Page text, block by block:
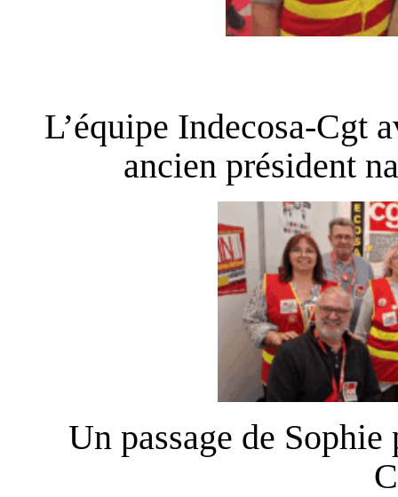
L’équipe Indecosa-Cgt
ancien président
Un passage de